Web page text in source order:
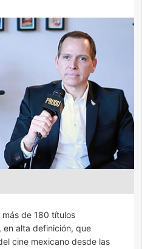
de 180 títulos
alta definición, que
cine mexicano desde las